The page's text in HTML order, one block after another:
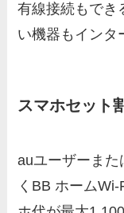
有線接続もでき
い機器もインタ
スマホセット
auユーザーまた
くBB ホーム